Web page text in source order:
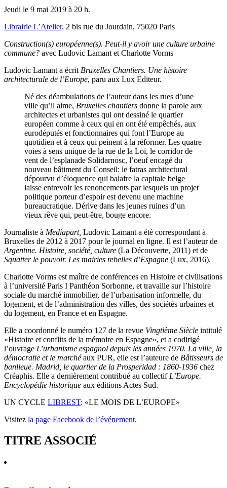
Jeudi le 9 mai 2019 à 20 h.
Librairie L’Atelier, 2 bis rue du Jourdain, 75020 Paris
Construction(s) européenne(s). Peut-il y avoir une culture urbaine
commune? avec Ludovic Lamant et Charlotte Vorms
Ludovic Lamant a écrit Bruxelles Chantiers. Une histoire
architecturale de l’Europe, paru aux Lux Editeur.
Né des déambulations de l’auteur dans les rues d’une
ville qu’il aime, Bruxelles chantiers donne la parole aux
architectes et urbanistes qui ont dessiné le quartier
européen comme à ceux qui en ont été empêchés, aux
eurodéputés et fonctionnaires qui font l’Europe au
quotidien et à ceux qui peinent à la réformer. Les quatre
voies à sens unique de la rue de la Loi, le corridor de
vent de l’esplanade Solidarnosc, l’oeuf encagé du
nouveau bâtiment du Conseil: le fatras architectural
dépourvu d’éloquence qui balafre la capitale belge
laisse entrevoir les renoncements par lesquels un projet
politique porteur d’espoir est devenu une machine
bureaucratique. Dérive dans les jeunes ruines d’un
vieux rêve qui, peut-être, bouge encore.
Journaliste à Mediapart, Ludovic Lamant a été correspondant à
Bruxelles de 2012 à 2017 pour le journal en ligne. Il est l’auteur de
Argentine. Histoire, société, culture (La Découverte, 2011) et de
Squatter le pouvoir. Les mairies rebelles d’Espagne (Lux, 2016).
Charlotte Vorms est maître de conférences en Histoire et civilisations
à l’université Paris I Panthéon Sorbonne, et travaille sur l’histoire
sociale du marché immobilier, de l’urbanisation informelle, du
logement, et de l’administration des villes, des sociétés urbaines et
du logement, en France et en Espagne.
Elle a coordonné le numéro 127 de la revue Vingtième Siècle intitulé
«Histoire et conflits de la mémoire en Espagne», et a codirigé
l’ouvrage L’urbanisme espagnol depuis les années 1970. La ville, la
démocratie et le marchéaux PUR, elle est l’auteure de Bâtisseurs de
banlieue. Madrid, le quartier de la Prosperidad : 1860-1936 chez
Créaphis. Elle a dernièrement contribué au collectif L’Europe.
Encyclopédie historique aux éditions Actes Sud.
UN CYCLE LIBREST: «LE MOIS DE L’EUROPE»
Visitez la page Facebook de l’événement.
TITRE ASSOCIÉ